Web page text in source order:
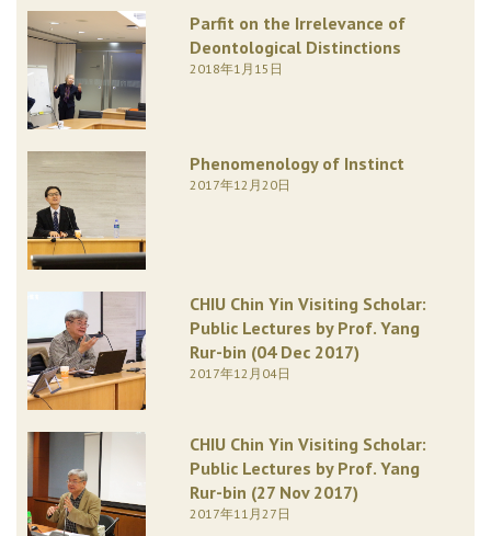
Parfit on the Irrelevance of
Deontological Distinctions
2018年1月15日
Phenomenology of Instinct
2017年12月20日
CHIU Chin Yin Visiting Scholar:
Public Lectures by Prof. Yang
Rur-bin (04 Dec 2017)
2017年12月04日
CHIU Chin Yin Visiting Scholar:
Public Lectures by Prof. Yang
Rur-bin (27 Nov 2017)
2017年11月27日